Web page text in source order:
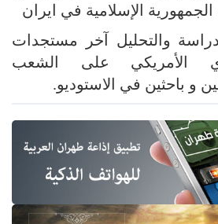
الإسلامية في ايران
والتحليل آخر مستجدات
الأمريكي على الشعب
و باحثين في الاستوديو.